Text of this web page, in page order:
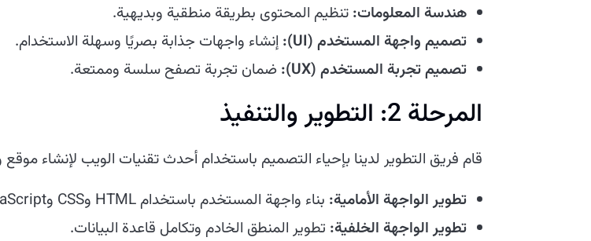
هندسة المعلومات: تنظيم المحتوى بطريقة منطقية وبديهية.
تصميم واجهة المستخدم (UI):
إنشاء واجهات جذابة بصريًا وسهلة الاستخدام.
تصميم تجربة المستخدم (UX):
ضمان تجربة تصفح سلسة وممتعة.
المرحلة 2: التطوير والتنفيذ
قام فريق التطوير لدينا بإحياء التصميم باستخدام أحدث تقنيات الويب لإنشاء
تطوير الواجهة الأمامية: بناء واجهة المستخدم باستخدام HTML وCSS وJavaScript.
تطوير الواجهة الخلفية: تطوير المنطق الخادم وتكامل قاعدة البيانات.